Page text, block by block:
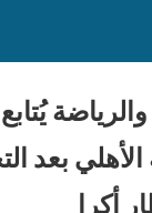
الأهلي بعد
أكرا